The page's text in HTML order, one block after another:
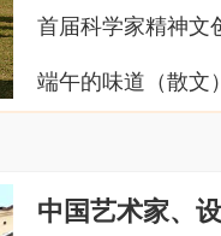
端午的味道（散文）